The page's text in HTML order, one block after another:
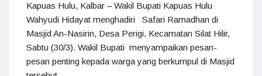
Kapuas Hulu, Kalbar – Wakil Bupati Kapuas Hulu
Wahyudi Hidayat menghadiri Safari Ramadhan di
Masjid An-Nasirin, Desa Perigi, Kecamatan Silat Hilir,
Sabtu (30/3). Wakil Bupati menyampaikan pesan-
pesan penting kepada warga yang berkumpul di Masjid